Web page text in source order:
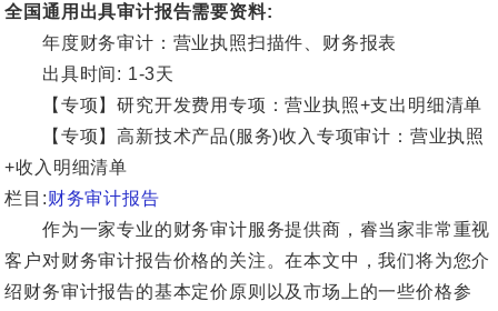
全国通用出具审计报告需要资料:
年度财务审计：营业执照扫描件、财务报表
出具时间: 1-3天
【专项】研究开发费用专项：营业执照+支出明细清单
【专项】高新技术产品(服务)收入专项审计：营业执照
+收入明细清单
栏目:财务审计报告
作为一家专业的财务审计服务提供商，睿当家非常重视
客户对财务审计报告价格的关注。在本文中，我们将为您介
绍财务审计报告的基本定价原则以及市场上的一些价格参